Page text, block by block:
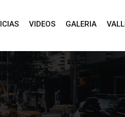
VIDEOS GALERIA